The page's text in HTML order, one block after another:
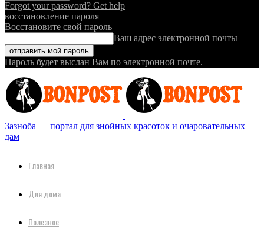
Forgot your password? Get help
восстановление пароля
Восстановите свой пароль
Ваш адрес электронной почты
Пароль будет выслан Вам по электронной почте.
Зазноба — портал для знойных красоток и очаровательных
дам
Главная
Для дома
Полезное